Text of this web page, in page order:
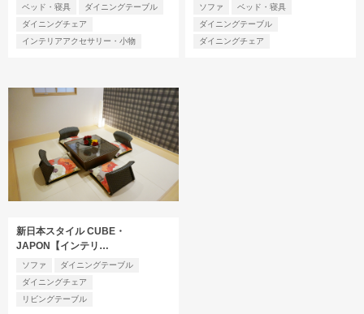
ベッド・寝具
ダイニングテーブル
ダイニングチェア
インテリアアクセサリー・小物
ソファ
ベッド・寝具
ダイニングテーブル
ダイニングチェア
新日本スタイル CUBE・
JAPON【インテリ…
ソファ
ダイニングテーブル
ダイニングチェア
リビングテーブル